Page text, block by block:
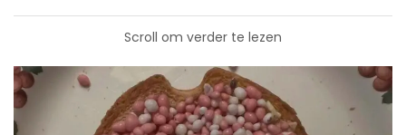
Scroll om verder te lezen